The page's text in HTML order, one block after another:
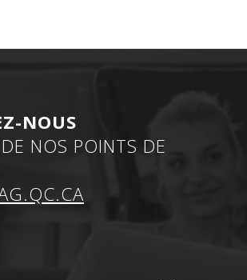
NOUS
NOS POINTS DE